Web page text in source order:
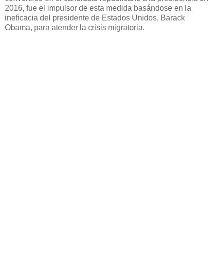
2016, fue el impulsor de esta medida basándose en la
ineficacia del presidente de Estados Unidos, Barack
Obama, para atender la crisis migratoria.